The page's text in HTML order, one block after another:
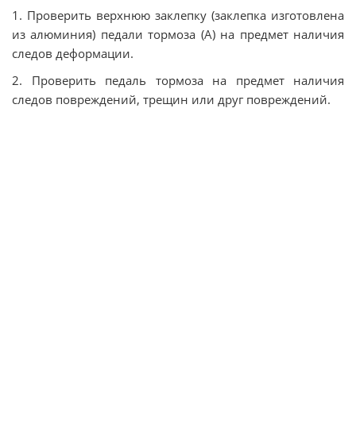
1. Проверить верхнюю заклепку (заклепка изготовлена
из алюминия) педали тормоза (А) на предмет наличия
следов деформации.
2. Проверить педаль тормоза на предмет наличия
следов повреждений, трещин или друг повреждений.